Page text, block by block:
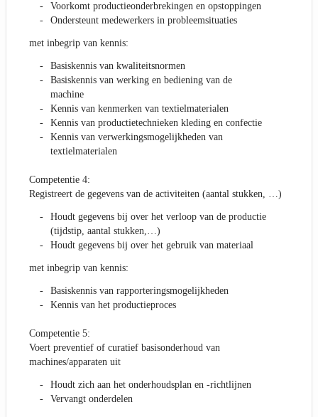
Voorkomt productieonderbrekingen en opstoppingen
Ondersteunt medewerkers in probleemsituaties
met inbegrip van kennis:
Basiskennis van kwaliteitsnormen
Basiskennis van werking en bediening van de
machine
Kennis van kenmerken van textielmaterialen
Kennis van productietechnieken kleding en confectie
Kennis van verwerkingsmogelijkheden van
textielmaterialen
Competentie 4:
Registreert de gegevens van de activiteiten (aantal stukken, …)
Houdt gegevens bij over het verloop van de productie
(tijdstip, aantal stukken,…)
Houdt gegevens bij over het gebruik van materiaal
met inbegrip van kennis:
Basiskennis van rapporteringsmogelijkheden
Kennis van het productieproces
Competentie 5:
Voert preventief of curatief basisonderhoud van
machines/apparaten uit
Houdt zich aan het onderhoudsplan en -richtlijnen
Vervangt onderdelen